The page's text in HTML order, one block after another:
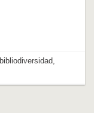
bibliodiversidad,